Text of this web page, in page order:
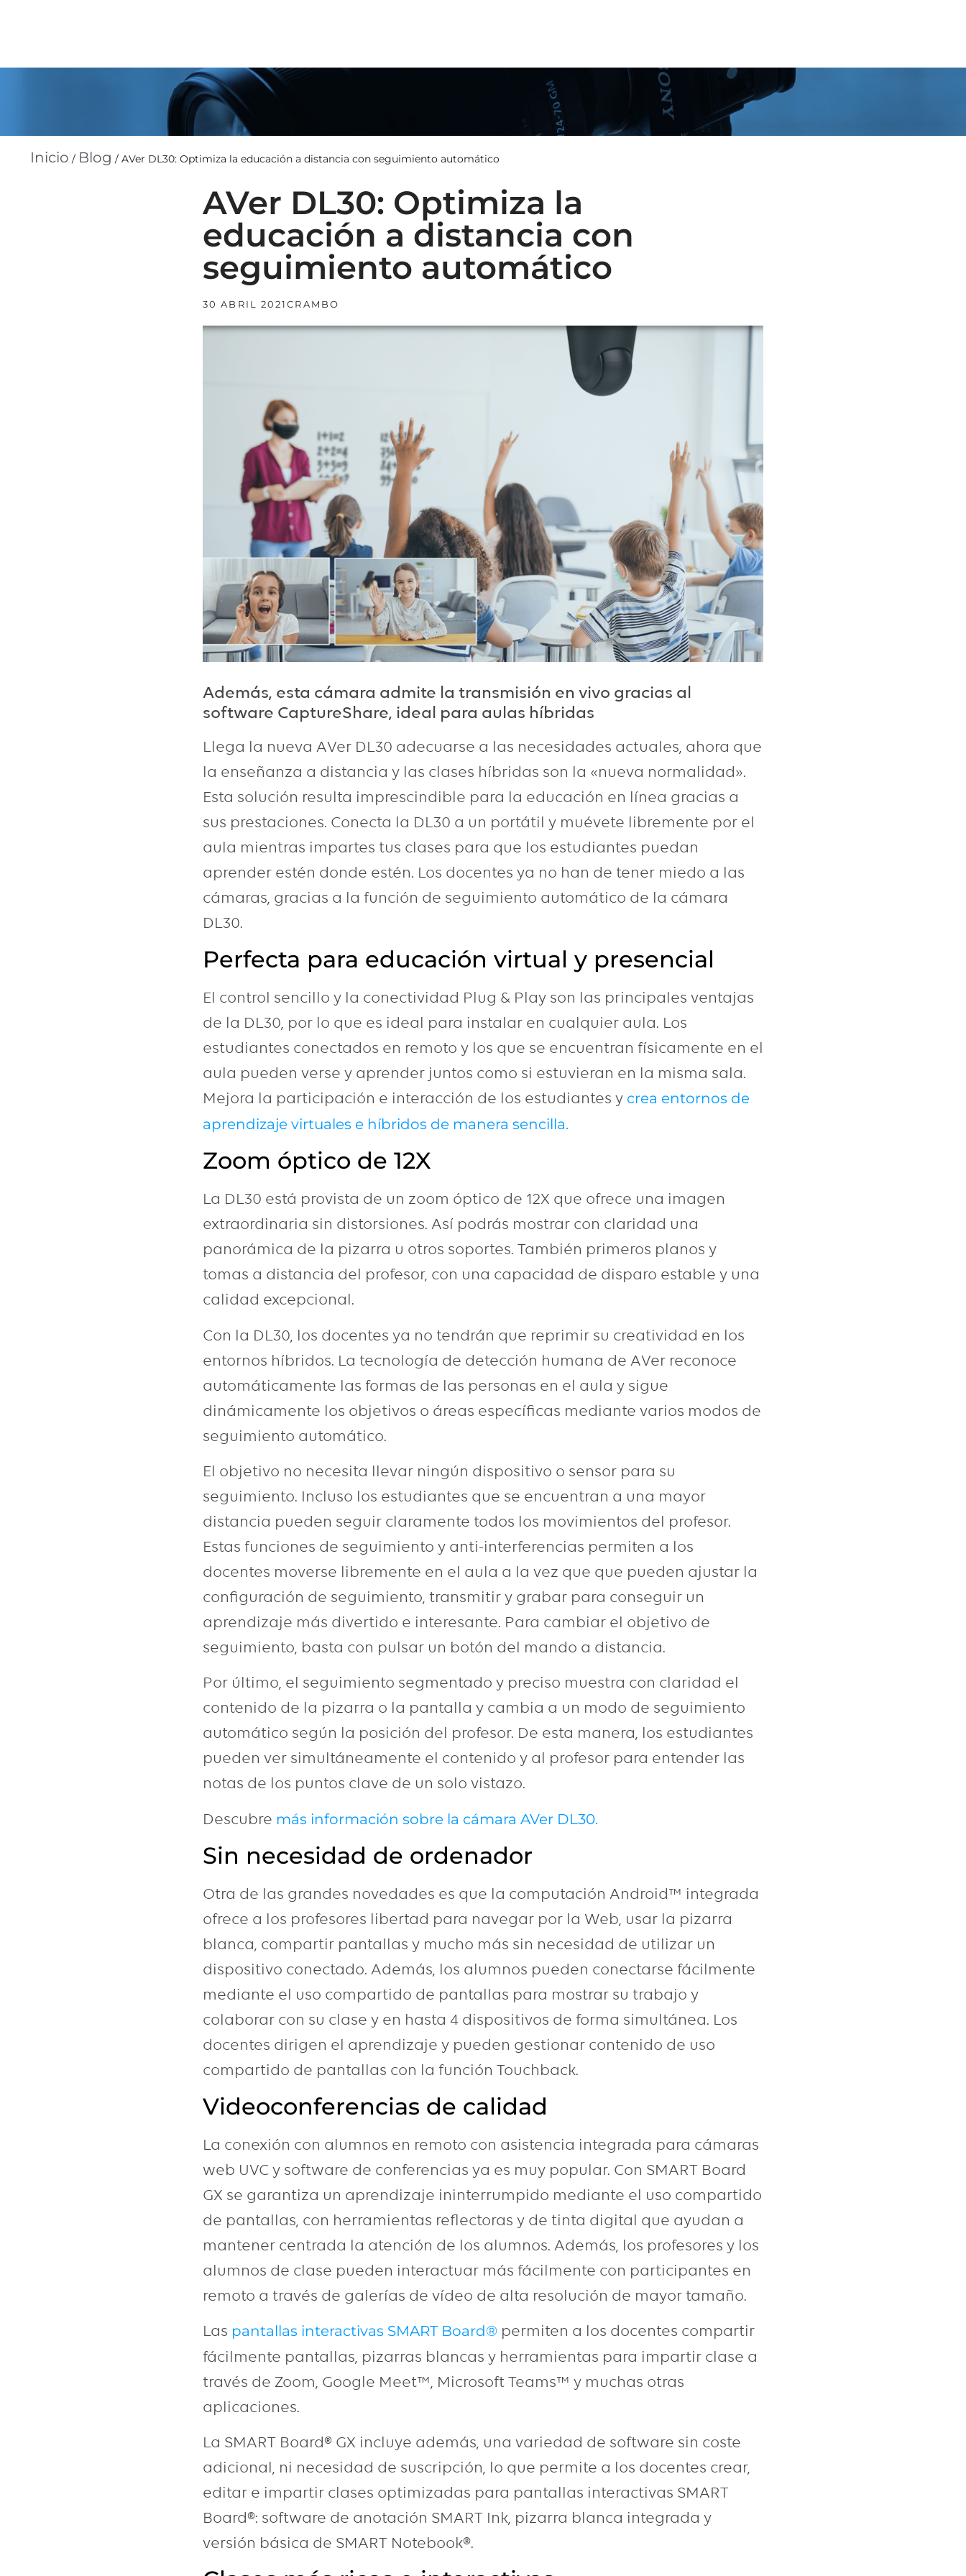
Inicio / Blog / AVer DL30: Optimiza la educación a distancia con seguimiento automático
AVer DL30: Optimiza la
educación a distancia con
seguimiento automático
30 ABRIL 2021CRAMBO
Además, esta cámara admite la transmisión en vivo gracias al
software CaptureShare, ideal para aulas híbridas
Llega la nueva AVer DL30 adecuarse a las necesidades actuales, ahora que
la enseñanza a distancia y las clases híbridas son la «nueva normalidad».
Esta solución resulta imprescindible para la educación en línea gracias a
sus prestaciones. Conecta la DL30 a un portátil y muévete libremente por el
aula mientras impartes tus clases para que los estudiantes puedan
aprender estén donde estén. Los docentes ya no han de tener miedo a las
cámaras, gracias a la función de seguimiento automático de la cámara
DL30.
Perfecta para educación virtual y presencial
El control sencillo y la conectividad Plug & Play son las principales ventajas
de la DL30, por lo que es ideal para instalar en cualquier aula. Los
estudiantes conectados en remoto y los que se encuentran físicamente en el
aula pueden verse y aprender juntos como si estuvieran en la misma sala.
Mejora la participación e interacción de los estudiantes y crea entornos de
aprendizaje virtuales e híbridos de manera sencilla.
Zoom óptico de 12X
La DL30 está provista de un zoom óptico de 12X que ofrece una imagen
extraordinaria sin distorsiones. Así podrás mostrar con claridad una
panorámica de la pizarra u otros soportes. También primeros planos y
tomas a distancia del profesor, con una capacidad de disparo estable y una
calidad excepcional.
Con la DL30, los docentes ya no tendrán que reprimir su creatividad en los
entornos híbridos. La tecnología de detección humana de AVer reconoce
automáticamente las formas de las personas en el aula y sigue
dinámicamente los objetivos o áreas específicas mediante varios modos de
seguimiento automático.
El objetivo no necesita llevar ningún dispositivo o sensor para su
seguimiento. Incluso los estudiantes que se encuentran a una mayor
distancia pueden seguir claramente todos los movimientos del profesor.
Estas funciones de seguimiento y anti-interferencias permiten a los
docentes moverse libremente en el aula a la vez que que pueden ajustar la
configuración de seguimiento, transmitir y grabar para conseguir un
aprendizaje más divertido e interesante. Para cambiar el objetivo de
seguimiento, basta con pulsar un botón del mando a distancia.
Por último, el seguimiento segmentado y preciso muestra con claridad el
contenido de la pizarra o la pantalla y cambia a un modo de seguimiento
automático según la posición del profesor. De esta manera, los estudiantes
pueden ver simultáneamente el contenido y al profesor para entender las
notas de los puntos clave de un solo vistazo.
Descubre más información sobre la cámara AVer DL30.
Sin necesidad de ordenador
Otra de las grandes novedades es que la computación Android™ integrada
ofrece a los profesores libertad para navegar por la Web, usar la pizarra
blanca, compartir pantallas y mucho más sin necesidad de utilizar un
dispositivo conectado. Además, los alumnos pueden conectarse fácilmente
mediante el uso compartido de pantallas para mostrar su trabajo y
colaborar con su clase y en hasta 4 dispositivos de forma simultánea. Los
docentes dirigen el aprendizaje y pueden gestionar contenido de uso
compartido de pantallas con la función Touchback.
Videoconferencias de calidad
La conexión con alumnos en remoto con asistencia integrada para cámaras
web UVC y software de conferencias ya es muy popular. Con SMART Board
GX se garantiza un aprendizaje ininterrumpido mediante el uso compartido
de pantallas, con herramientas reflectoras y de tinta digital que ayudan a
mantener centrada la atención de los alumnos. Además, los profesores y los
alumnos de clase pueden interactuar más fácilmente con participantes en
remoto a través de galerías de vídeo de alta resolución de mayor tamaño.
Las pantallas interactivas SMART Board® permiten a los docentes compartir
fácilmente pantallas, pizarras blancas y herramientas para impartir clase a
través de Zoom, Google Meet™, Microsoft Teams™ y muchas otras
aplicaciones.
La SMART Board® GX incluye además, una variedad de software sin coste
adicional, ni necesidad de suscripción, lo que permite a los docentes crear,
editar e impartir clases optimizadas para pantallas interactivas SMART
Board®: software de anotación SMART Ink, pizarra blanca integrada y
versión básica de SMART Notebook®.